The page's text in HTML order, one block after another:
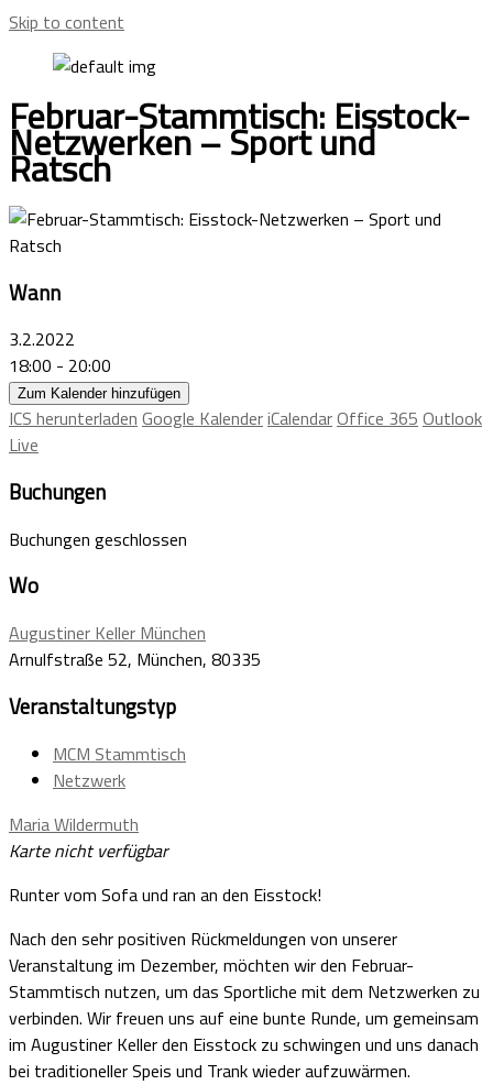
Skip to content
Februar-Stammtisch: Eisstock-
Netzwerken – Sport und
Ratsch
Wann
3.2.2022
18:00 - 20:00
Zum Kalender hinzufügen
ICS herunterladen Google KalenderiCalendarOffice 365 Outlook
Live
Buchungen
Buchungen geschlossen
Wo
Augustiner Keller München
Arnulfstraße 52, München, 80335
Veranstaltungstyp
MCM Stammtisch
Netzwerk
Maria Wildermuth
Karte nicht verfügbar
Runter vom Sofa und ran an den Eisstock!
Nach den sehr positiven Rückmeldungen von unserer
Veranstaltung im Dezember, möchten wir den Februar-
Stammtisch nutzen, um das Sportliche mit dem Netzwerken zu
verbinden. Wir freuen uns auf eine bunte Runde, um gemeinsam
im Augustiner Keller den Eisstock zu schwingen und uns danach
bei traditioneller Speis und Trank wieder aufzuwärmen.